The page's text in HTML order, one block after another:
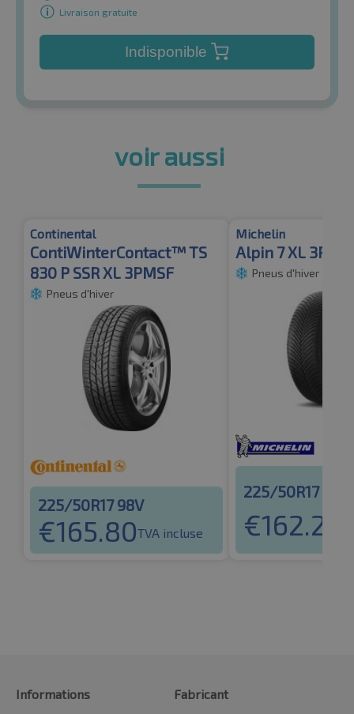
Livraison gratuite
Indisponible
voir aussi
Continental
ContiWinterContact™ TS
830 P SSR XL 3PMSF
Pneus d'hiver
225/50R17 98V
€165.80TVA incluse
Michelin
Alpin 7 XL
Pneus d'hiver
225/50R17 98V
€162.26
Informations
Fabricant